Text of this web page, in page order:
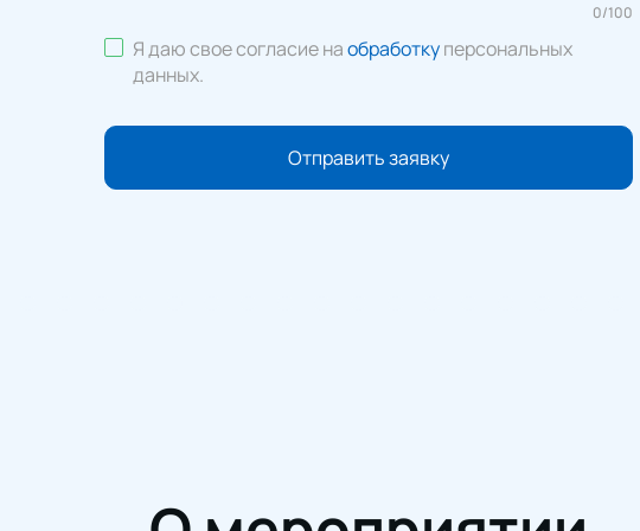
0/100
Я даю свое согласие наобработкуперсональных
данных.
Отправить заявку